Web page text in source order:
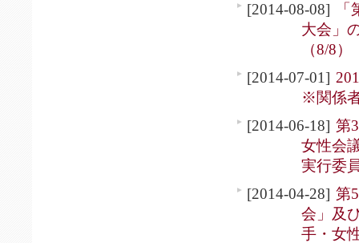
[2014-08-08]
大会」
（8/8）
[2014-07-01]
※関係
[2014-06-18] 第
女性会
実行委
[2014-04-28] 第
会」及
手・女